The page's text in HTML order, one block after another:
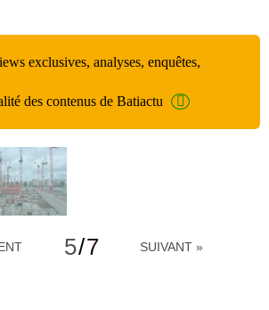
exclusives, analyses, enquêtes,
des contenus de Batiactu
5/7 SUIVANT »